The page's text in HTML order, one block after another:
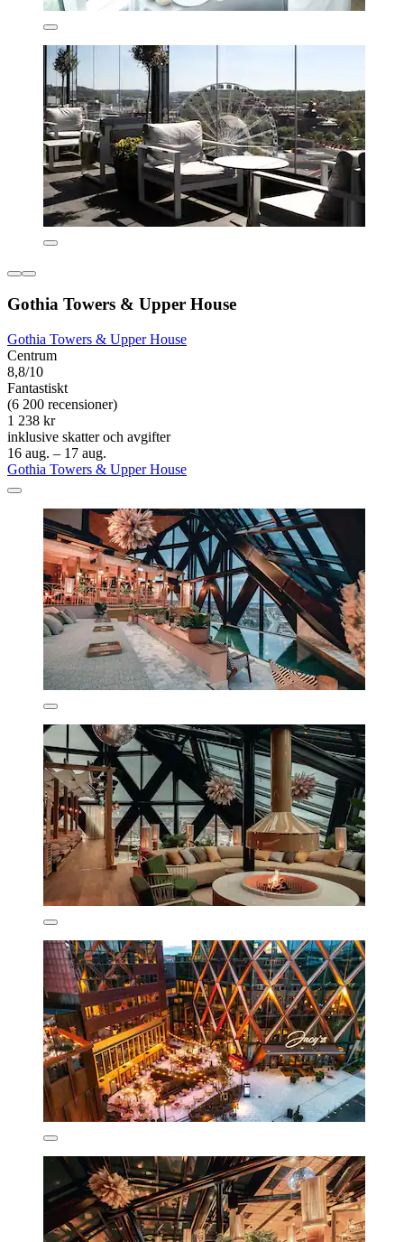
Gothia Towers & Upper House
Gothia Towers & Upper House
Centrum
8,8/10
Fantastiskt
(6 200 recensioner)
1 238 kr
inklusive skatter och avgifter
16 aug. – 17 aug.
Gothia Towers & Upper House